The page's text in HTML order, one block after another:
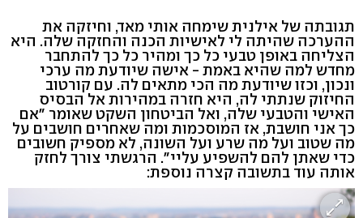
תגובתה של אילנית שימחה אותי מאד, וחיזקה את
ההערכה שהיתה לי לאישיות הכנה והחזקה שלה. היא
הצליחה באופן טבעי כל כך ומהיר כל כך להתחבר
מחדש למה שהיא באמת - אישה שיודעת מה ערכי
ונכון, וכזו שיודעת מה הכי מתאים לה. עם קורטוב
החיזוק שנתתי לה, היא חזרה במהירות אל הבסיס
האישי והטבעי שלה, ואל הביטחון השקט שאומר "אם
כך אני חושבת, אז המוסכמות ומה שאחרים חושבים על
מה שטוב ועל מה שרע ועל השונה, לא מספיק חשובים
כדי שאתן להם להשפיע עליי". הרגשתי צורך לחזק
אותה עוד בתשובה קצרה נוספת: